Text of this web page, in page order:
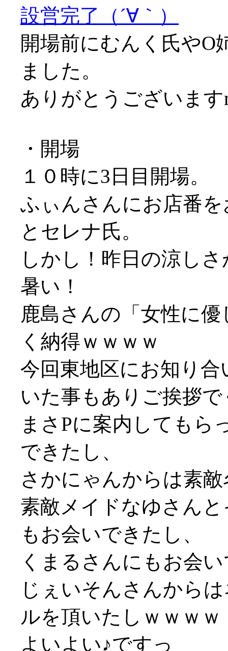
設営完了（´∀｀）
開場前にむんく氏やO
ました。
ありがとうございます
・開場
１０時に3日目開場。
ふぃんさんにお店番
とセレナ氏。
しかし！昨日の涼し
暑い！
鹿島さんの「女性に
く納得ｗｗｗｗ
今回東地区にお知り
いた事もありご挨拶
まさPに案内してもら
できたし、
さかにゃんからは素
素敵メイドなゆさん
もお会いできたし、
くまるさんにもお会
じぇいそんさんから
ルを頂いたしｗｗｗｗ
よいよい♪ですっ